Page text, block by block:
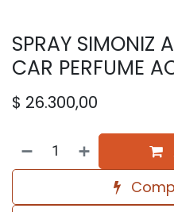
SPRAY SIMONIZ
CAR PERFUME
$ 26.300,00